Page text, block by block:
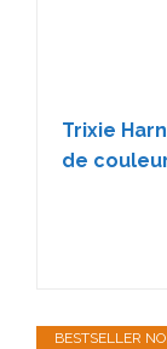
Trixie
de
BESTSELLER